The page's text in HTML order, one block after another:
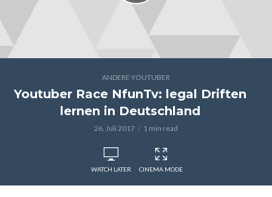
ANDERE YOUTUBER
Youtuber Race NfunTv: legal Driften
lernen in Deutschland
26. Juli 2017 1 min read
WATCH LATER CINEMA MODE